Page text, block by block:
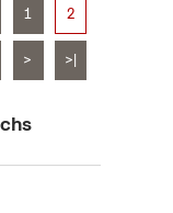
1 2
> >|